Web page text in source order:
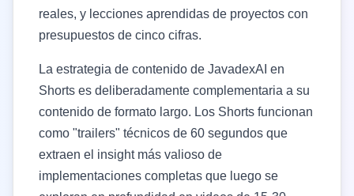
reales, y lecciones aprendidas de proyectos con
presupuestos de cinco cifras.
La estrategia de contenido de JavadexAI en
Shorts es deliberadamente complementaria a su
contenido de formato largo. Los Shorts funcionan
como "trailers" técnicos de 60 segundos que
extraen el insight más valioso de
implementaciones completas que luego se